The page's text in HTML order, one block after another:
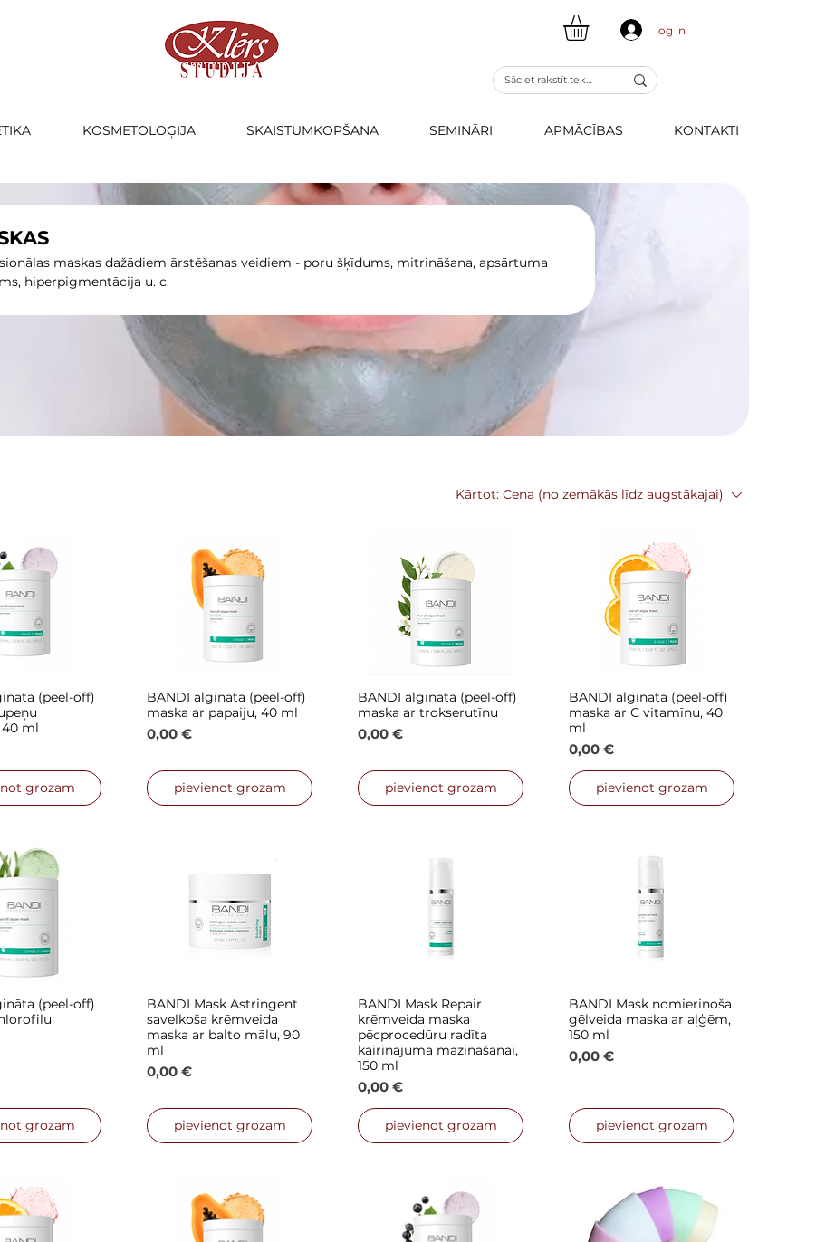
log in
KOSMETOLOĢIJA SKAISTUMKOPŠANA SEMINĀRI APMĀCĪBAS KONTAKTI
maskas dažādiem ārstēšanas veidiem - poru šķīdums, mitrināšana, apsārtuma
hiperpigmentācija u. c.
Kārtot: Cena (no zemākās līdz augstākajai)
skats(peel-off)
ml
grozam
Ātrais skats
BANDI algināta (peel-off)
maska ar papaiju, 40 ml
Cena
0,00 €
pievienot grozam
Ātrais skats
BANDI algināta (peel-off)
maska ar trokserutīnu
Cena
0,00 €
pievienot grozam
Ātrais skats
BANDI algināta (peel-off)
maska ar C vitamīnu, 40
ml
Cena
0,00 €
pievienot grozam
skats(peel-off)
grozam
Ātrais skats
BANDI Mask Astringent
savelkoša krēmveida
maska ar balto mālu, 90
ml
Cena
0,00 €
pievienot grozam
Ātrais skats
BANDI Mask Repair
krēmveida maska
pēcprocedūru radīta
kairinājuma mazināšanai,
150 ml
Cena
0,00 €
pievienot grozam
Ātrais skats
BANDI Mask nomierinoša
gēlveida maska ar aļģēm,
150 ml
Cena
0,00 €
pievienot grozam